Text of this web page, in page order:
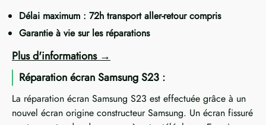
Délai maximum : 72h transport aller-retour compris
Garantie à vie sur les réparations
Plus d'informations
Réparation écran Samsung S23 :
La réparation écran Samsung S23 est effectuée grâce à un
nouvel écran origine constructeur Samsung. Un écran fissuré